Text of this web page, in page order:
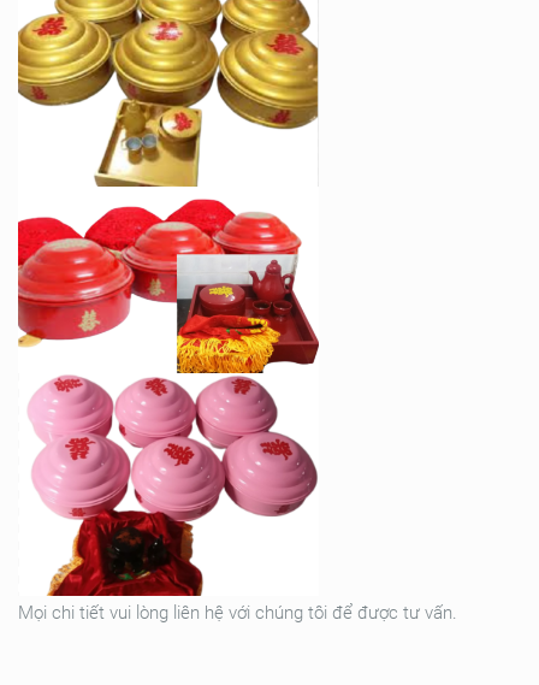
Mọi chi tiết vui lòng liên hệ với chúng tôi để được tư vấn.